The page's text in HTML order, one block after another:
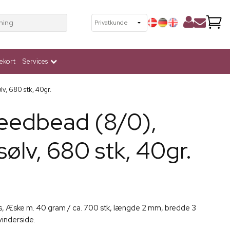
Services
680 stk, 40gr.
(8/0),
680 stk, 40gr.
Æske m. 40 gram / ca. 700 stk, længde 2 mm, bredde 3